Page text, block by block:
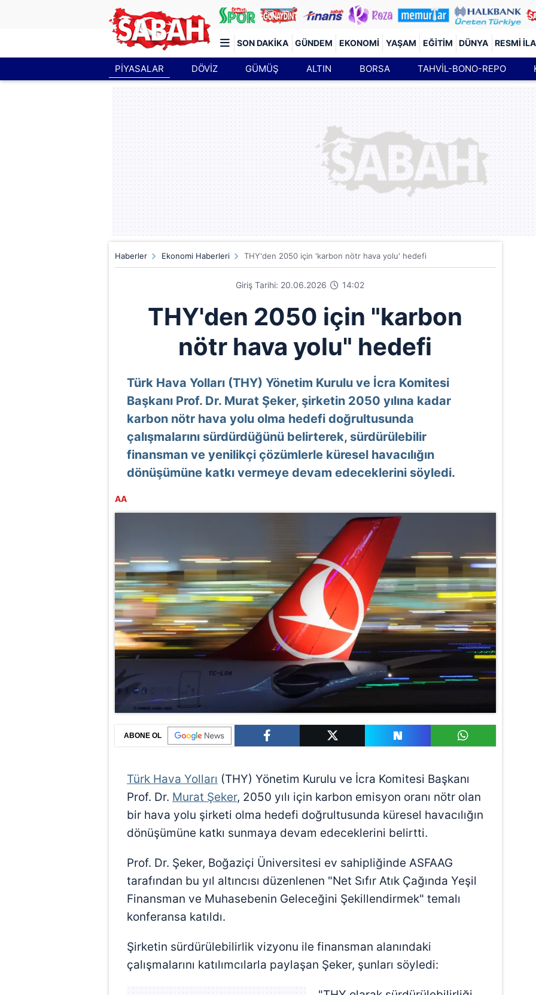
SON DAKIKA GÜNDEM EKONOMI YAŞAM EĞITIM DÜNYA RESMI
Türkiye'nin en iyi haber sitesi
PİYASALAR DÖVİZ GÜMÜŞ ALTIN BORSA TAHVİL-BONO-REPO
Haberler Ekonomi Haberleri THY'den 2050 için 'karbon nötr hava yolu' hedefi
Giriş Tarihi: 20.06.2026 14:02
THY'den 2050 için "karbon
nötr hava yolu" hedefi
Türk Hava Yolları (THY) Yönetim Kurulu ve İcra Komitesi
Başkanı Prof. Dr. Murat Şeker, şirketin 2050 yılına kadar
karbon nötr hava yolu olma hedefi doğrultusunda
çalışmalarını sürdürdüğünü belirterek, sürdürülebilir
finansman ve yenilikçi çözümlerle küresel havacılığın
dönüşümüne katkı vermeye devam edeceklerini söyledi.
AA
ABONE OL
Türk Hava Yolları (THY) Yönetim Kurulu ve İcra Komitesi Başkanı
Prof. Dr. Murat Şeker, 2050 yılı için karbon emisyon oranı nötr olan
bir hava yolu şirketi olma hedefi doğrultusunda küresel havacılığın
dönüşümüne katkı sunmaya devam edeceklerini belirtti.
Prof. Dr. Şeker, Boğaziçi Üniversitesi ev sahipliğinde ASFAAG
tarafından bu yıl altıncısı düzenlenen "Net Sıfır Atık Çağında Yeşil
Finansman ve Muhasebenin Geleceğini Şekillendirmek" temalı
konferansa katıldı.
Şirketin sürdürülebilirlik vizyonu ile finansman alanındaki
çalışmalarını katılımcılarla paylaşan Şeker, şunları söyledi: